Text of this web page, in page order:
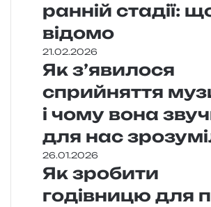
ранній стадії:
відомо
21.02.2026
Як з’явилося
сприйняття
і чому вона
для нас
26.01.2026
Як зробити
годівницю для